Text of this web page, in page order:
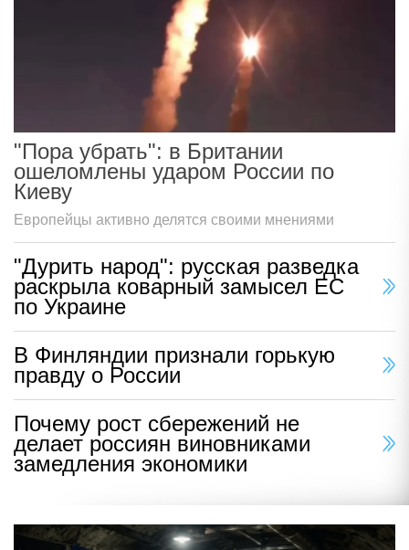
"Пора убрать": в Британии
ошеломлены ударом России по
Киеву
Европейцы активно делятся своими мнениями
"Дурить народ": русская разведка
раскрыла коварный замысел ЕС
по Украине
В Финляндии признали горькую
правду о России
Почему рост сбережений не
делает россиян виновниками
замедления экономики